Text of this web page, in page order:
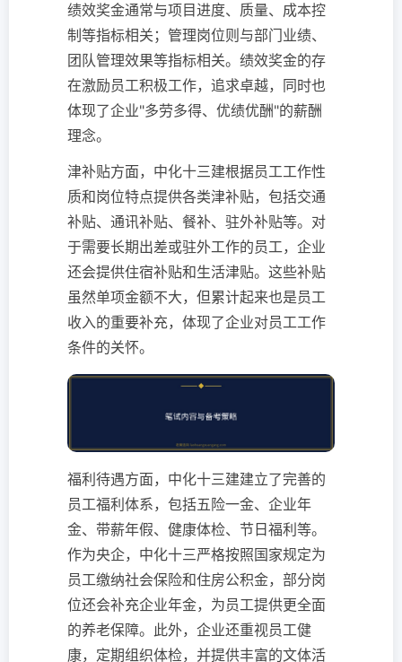
绩效奖金通常与项目进度、质量、成本控
制等指标相关；管理岗位则与部门业绩、
团队管理效果等指标相关。绩效奖金的存
在激励员工积极工作，追求卓越，同时也
体现了企业"多劳多得、优绩优酬"的薪酬
理念。
津补贴方面，中化十三建根据员工工作性
质和岗位特点提供各类津补贴，包括交通
补贴、通讯补贴、餐补、驻外补贴等。对
于需要长期出差或驻外工作的员工，企业
还会提供住宿补贴和生活津贴。这些补贴
虽然单项金额不大，但累计起来也是员工
收入的重要补充，体现了企业对员工工作
条件的关怀。
福利待遇方面，中化十三建建立了完善的
员工福利体系，包括五险一金、企业年
金、带薪年假、健康体检、节日福利等。
作为央企，中化十三严格按照国家规定为
员工缴纳社会保险和住房公积金，部分岗
位还会补充企业年金，为员工提供更全面
的养老保障。此外，企业还重视员工健
康，定期组织体检，并提供丰富的文体活